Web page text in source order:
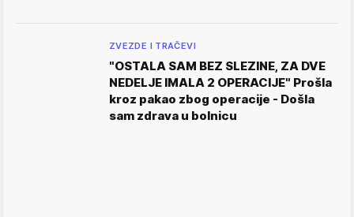
ZVEZDE I TRAČEVI
"OSTALA SAM BEZ SLEZINE, ZA DVE
NEDELJE IMALA 2 OPERACIJE" Prošla
kroz pakao zbog operacije - Došla
sam zdrava u bolnicu